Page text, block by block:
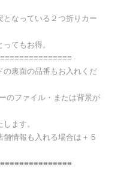
となっている２つ折りカー
てもお得。
の裏面の品番もお入れくだ
のファイル・または背景が
ます。
舗情報も入れる場合は＋５